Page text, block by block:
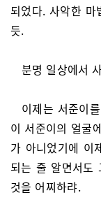
되었다. 사악한
듯.
분명 일상에서
이제는 서준이
이 서준이의 얼굴
가 아니었기에 이
되는 줄 알면서도
것을 어찌하랴.